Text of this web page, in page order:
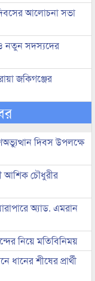
আলোচনা সভা
ও নতুন সদস্যদের
জকিগঞ্জের
দিবস উপলক্ষে
আশিক চৌধুরীর
অ্যাড. এমরান
নিয়ে মতিবিনিময়
শীষের প্রার্থী